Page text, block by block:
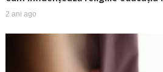
2 ani ago